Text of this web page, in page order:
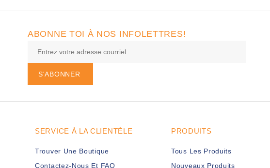
ABONNE TOI À NOS INFOLETTRES!
S'ABONNER
SERVICE À LA CLIENTÈLE
Trouver Une Boutique
Contactez-Nous Et FAQ
PRODUITS
Tous Les Produits
Nouveaux Produits